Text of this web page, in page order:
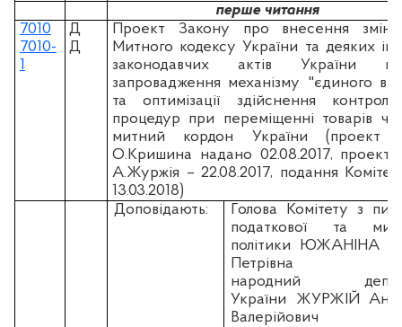
перше читання
7010
7010-
1
Д
Д
Проект Закону про внесення змін
Митного кодексу України та деяких
законодавчих актів України
запровадження механізму "єдиного
та оптимізації здійснення
процедур при переміщенні товарів
митний кордон України (проект
О.Кришина надано 02.08.2017, проект
А.Журжія – 22.08.2017, подання
13.03.2018)
Доповідають:
Голова Комітету з
податкової та
політики ЮЖАНІНА
Петрівна
народний
України ЖУРЖІЙ
Валерійович